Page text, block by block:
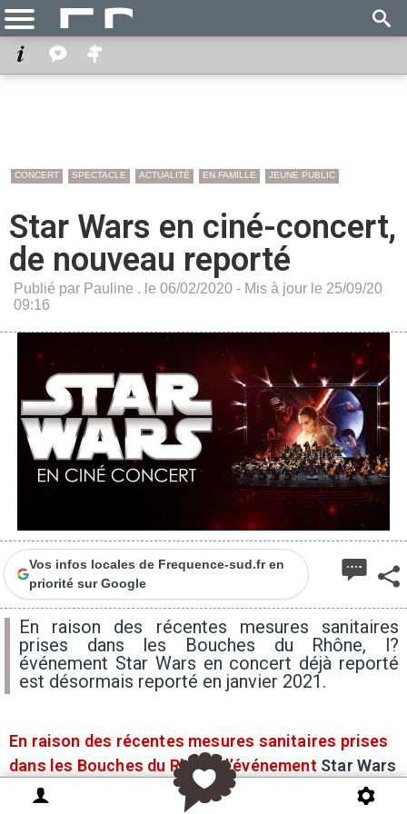
CONCERT SPECTACLE ACTUALITÉ EN FAMILLE JEUNE PUBLIC
Star Wars en ciné-concert,
de nouveau reporté
Publié par Pauline . le 06/02/2020 - Mis à jour le 25/09/20
09:16
Vos infos locales de Frequence-sud.fr en
priorité sur Google
En raison des récentes mesures sanitaires
prises dans les Bouches du Rhône, l?
événement Star Wars en concert déjà reporté
est désormais reporté en janvier 2021.
En raison des récentes mesures sanitaires prises
dans les Bouches du Rhône, l’événement Star Wars
en concert
déjà reporté au 31 octobre est